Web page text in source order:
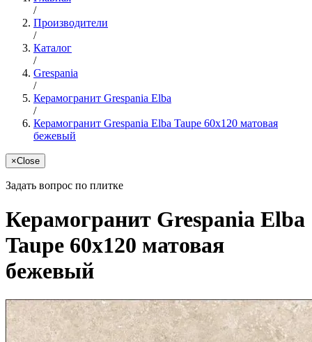
/
Производители
/
Каталог
/
Grespania
/
Керамогранит Grespania Elba
/
Керамогранит Grespania Elba Taupe 60x120 матовая
бежевый
×Close
Задать вопрос по плитке
Керамогранит Grespania Elba
Taupe 60x120 матовая
бежевый